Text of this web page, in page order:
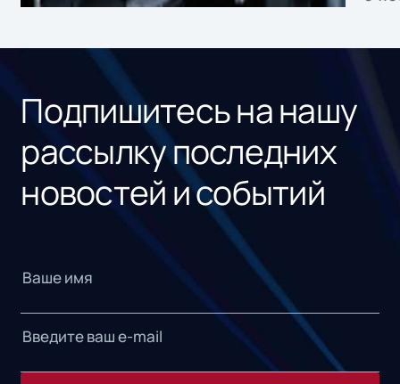
Подпишитесь на нашу
рассылку последних
новостей и событий